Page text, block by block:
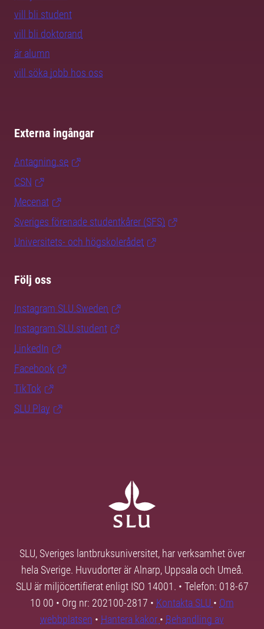
vill bli student
vill bli doktorand
är alumn
vill söka jobb hos oss
Externa ingångar
Antagning.se
CSN
Mecenat
Sveriges förenade studentkårer (SFS)
Universitets- och högskolerådet
Följ oss
Instagram SLU.Sweden
Instagram SLU.student
LinkedIn
Facebook
TikTok
SLU Play
SLU, Sveriges lantbruksuniversitet, har verksamhet över
hela Sverige. Huvudorter är Alnarp, Uppsala och Umeå.
SLU är miljöcertifierat enligt ISO 14001. • Telefon: 018-67
10 00 • Org nr: 202100-2817 • Kontakta SLU • Om
webbplatsen • Hantera kakor • Behandling av